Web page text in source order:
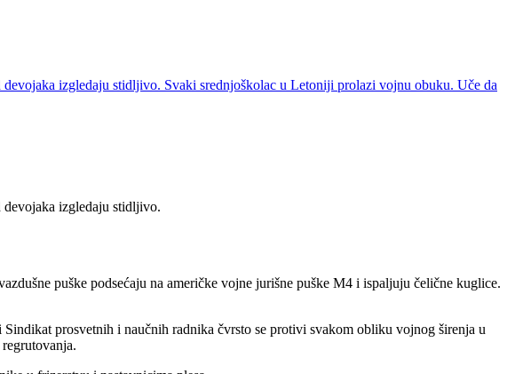
izgledaju stidljivo. Svaki srednjoškolac u Letoniji prolazi vojnu obuku. Uče da
izgledaju stidljivo.
puške podsećaju na američke vojne jurišne puške M4 i ispaljuju čelične kuglice.
prosvetnih i naučnih radnika čvrsto se protivi svakom obliku vojnog širenja u